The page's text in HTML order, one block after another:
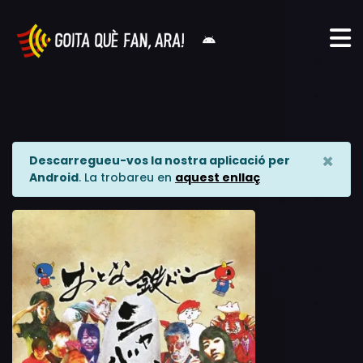
Descarregueu-vos la nostra aplicació per
Android. La trobareu en aquest enllaç
×